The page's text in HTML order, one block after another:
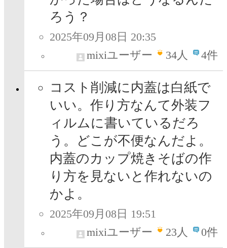
ろう？
2025年09月08日 20:35
mixiユーザー
34人 4件
コスト削減に内蓋は白紙で
いい。作り方なんて外装フ
ィルムに書いているだろ
う。どこが不便なんだよ。
内蓋のカップ焼きそばの作
り方を見ないと作れないの
かよ。
2025年09月08日 19:51
mixiユーザー
23人 0件